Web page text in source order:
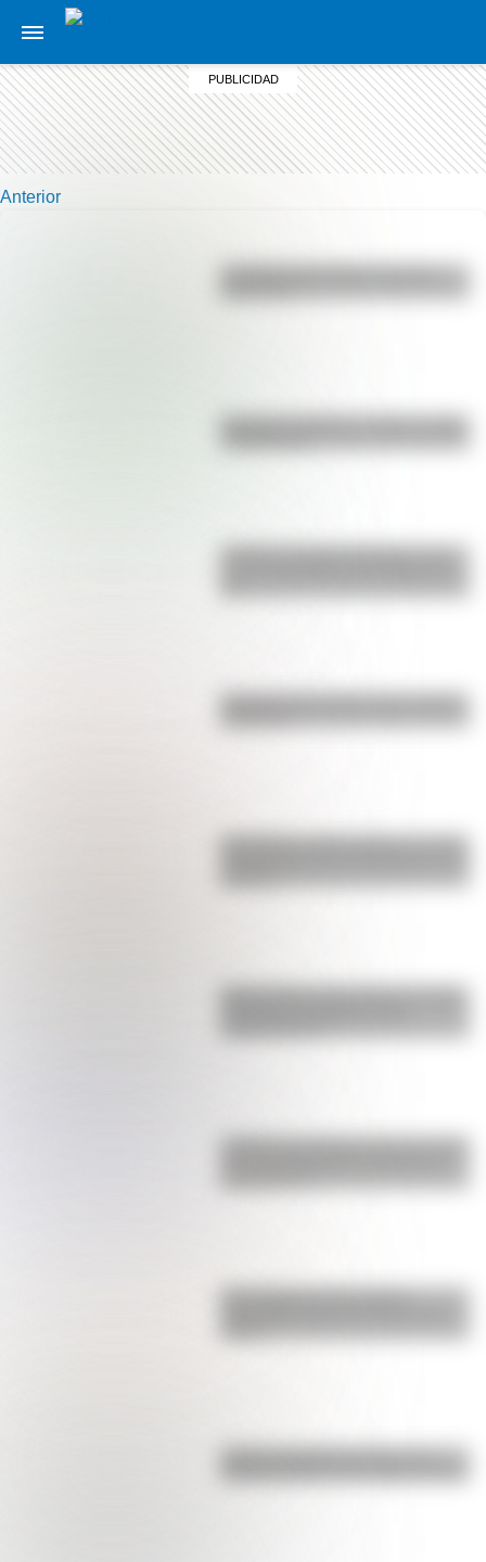
Anterior
Bandera de Bolivia: historia, origen
Castillo de Rafael Obligado, una
Bandera de Ecuador para colorear
San Martín y Simón Bolívar: así fue
Buenos Aires al principio del siglo
¿Sabías que Argentina tuvo la torre
Una infografía descargable
¿Cómo era Buenos Aires en la
Década Infame?: las mejores fotos